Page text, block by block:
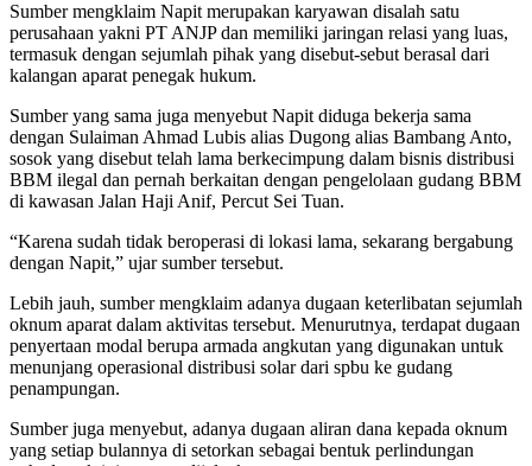
Sumber mengklaim Napit merupakan karyawan disalah satu
perusahaan yakni PT ANJP dan memiliki jaringan relasi yang luas,
termasuk dengan sejumlah pihak yang disebut-sebut berasal dari
kalangan aparat penegak hukum.
Sumber yang sama juga menyebut Napit diduga bekerja sama
dengan Sulaiman Ahmad Lubis alias Dugong alias Bambang Anto,
sosok yang disebut telah lama berkecimpung dalam bisnis distribusi
BBM ilegal dan pernah berkaitan dengan pengelolaan gudang BBM
di kawasan Jalan Haji Anif, Percut Sei Tuan.
“Karena sudah tidak beroperasi di lokasi lama, sekarang bergabung
dengan Napit,” ujar sumber tersebut.
Lebih jauh, sumber mengklaim adanya dugaan keterlibatan sejumlah
oknum aparat dalam aktivitas tersebut. Menurutnya, terdapat dugaan
penyertaan modal berupa armada angkutan yang digunakan untuk
menunjang operasional distribusi solar dari spbu ke gudang
penampungan.
Sumber juga menyebut, adanya dugaan aliran dana kepada oknum
yang setiap bulannya di setorkan sebagai bentuk perlindungan